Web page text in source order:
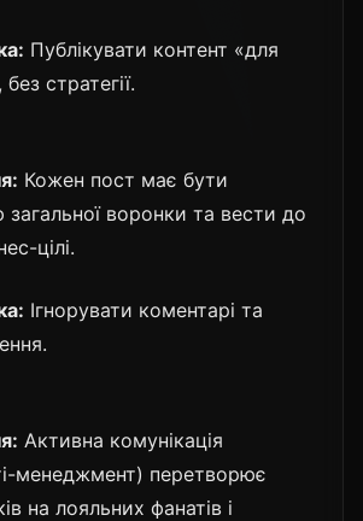
Публікувати контент «для
стратегії.
Кожен пост має бути
загальної воронки та вести до
цілі.
Ігнорувати коментарі та
Активна комунікація
менеджмент) перетворює
на лояльних фанатів і